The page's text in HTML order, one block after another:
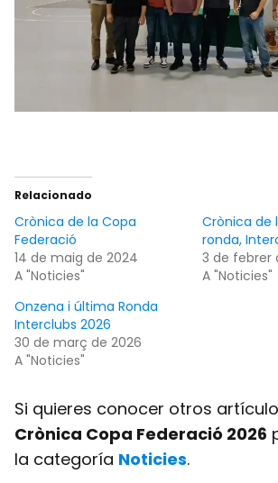
Relacionado
Crònica de la Copa
Federació
14 de maig de 2024
A "Noticies"
Crònica de
ronda,
3 de febrer
A "Noticies"
Onzena i última Ronda
Interclubs 2026
30 de març de 2026
A "Noticies"
Si quieres conocer otros
Crònica Copa Federació 2026
la categoría Noticies.